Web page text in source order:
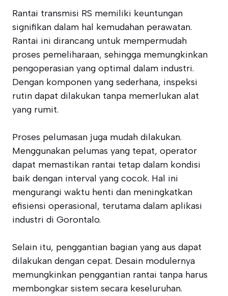
Rantai transmisi RS memiliki keuntungan
signifikan dalam hal kemudahan perawatan.
Rantai ini dirancang untuk mempermudah
proses pemeliharaan, sehingga memungkinkan
pengoperasian yang optimal dalam industri.
Dengan komponen yang sederhana, inspeksi
rutin dapat dilakukan tanpa memerlukan alat
yang rumit.
Proses pelumasan juga mudah dilakukan.
Menggunakan pelumas yang tepat, operator
dapat memastikan rantai tetap dalam kondisi
baik dengan interval yang cocok. Hal ini
mengurangi waktu henti dan meningkatkan
efisiensi operasional, terutama dalam aplikasi
industri di Gorontalo.
Selain itu, penggantian bagian yang aus dapat
dilakukan dengan cepat. Desain modulernya
memungkinkan penggantian rantai tanpa harus
membongkar sistem secara keseluruhan.